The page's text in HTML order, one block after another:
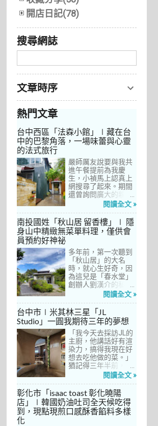
開店日記(78)
搜尋網誌
文章時序
熱門文章
台中西區「法森小館」∣藏在台
中的巴黎角落，一場味蕾與心靈
的法式旅行
嚴師厲友說要與我共
進午餐提前為我慶
生，小禎馬上認真上
網搜尋了起來。期間
還曾詢問廣大的親友
們有沒有推薦的餐
阿姨及桄甄老師誠懇
給我建議，其他都是
一堆來亂的！哈～ 從
宮」到台中的
「澀」，再比較了幾
間價位較親民的牛排
餐廳……，最終，小禎
選定了阿姨及表弟剛
去吃過的「法森小
館」，理由很簡單：
歐法套餐1680元起的
價位可以接受，而且
不是無菜單料理，從
開胃菜、湯品、主
菜、甜點等，通通可
以選自己喜歡的，小
禎覺得能夠自由搭配
很讚！而且「法森小
館」是台中老字號的
不斷，能夠屹立不搖
這麼多年，一定有它
的道理在呀！
閱讀全文 »
南投國姓「秋山居 留香樓」∣ 隱
身山中精緻無菜單料理，僅供會
員預約好神祕
多年前，第一次聽到
「秋山居」的大名
時，就心生好奇，因
為這兒是「春水堂」
創辦人劉漢介的私人
招待所，只對會員開
自從十多年前搬回彰
化之後，小禎才開始
上春水堂吃飯、喝
茶，有一度還把春水
堂當麵店在吃，每週
到台中上課時，總忍
不住奔入春水堂，點
上一碗「XO醬拌麵」
搭配一杯茶飲，後來
也嘗試過其他茶點，
對春水堂的餐飲很有
信心。因此，一得知
秋山居是春水堂創辦
人開設的，感覺就是
閱讀全文 »
台中市∣米其林三星「JL
Studio」一圓我期待三年的夢想
「我今天去採訪JL的
主廚，他講話好有渲
染力，搞得我現在好
想去吃他做的菜。」
猶記得三年半前，當
米其林評鑑要來台中
做了一次得獎預測，
於是我因為工作踏入
JL Studio，當天回家
之後，我就迫不及待
閱讀全文 »
彰化市「isaac toast 彰化曉陽
店」∣韓國奶油吐司全天候吃得
到，現點現煎口感酥香餡料多樣
化